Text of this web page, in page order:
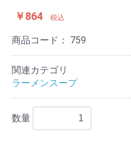
￥864 税込
商品コード： 759
関連カテゴリ
ラーメンスープ
数量